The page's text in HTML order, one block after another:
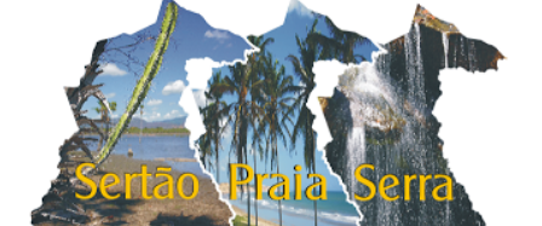
onde vige pressão, opressão, cerceamento, coação e
censura. E não podemos falar apenas do ponto de vista
geral, social, de cidadania, de direitos humanos etc, mas
também de segmentos religiosos e, nesse campo,
lamentavelmente, o meio/movimento espírita não está
excluído, o que me parece profundamente contraditório
quando se tem algum conhecim...